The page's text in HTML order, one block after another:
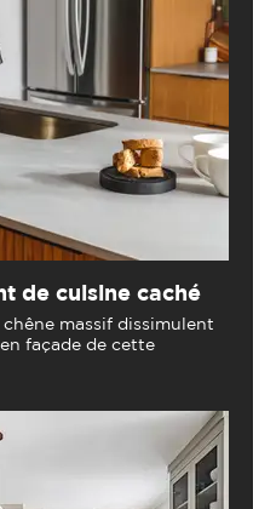
de cuisine caché
massif dissimulent
façade de cette